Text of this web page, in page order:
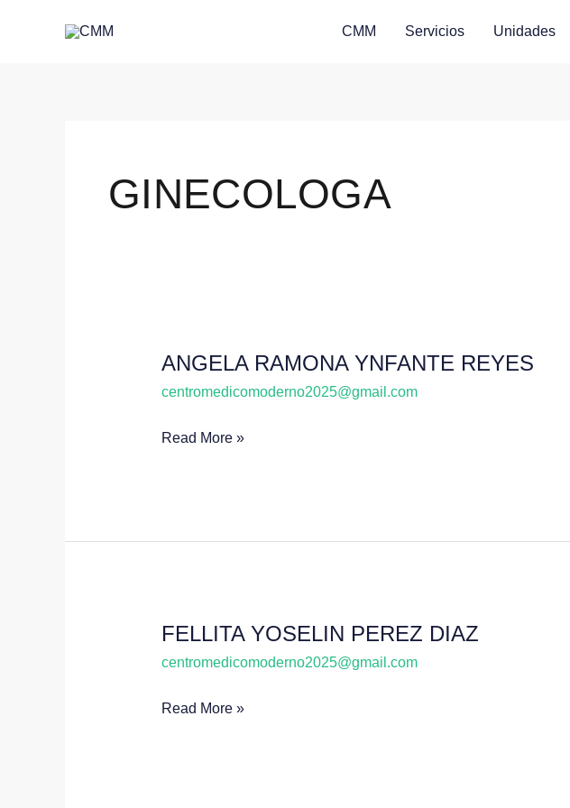
CMM Servicios Unidades
GINECOLOGA
ANGELA RAMONA YNFANTE REYES
centromedicomoderno2025@gmail.com
ANGELA
RAMONA
Read More »
FELLITA YOSELIN PEREZ DIAZ
centromedicomoderno2025@gmail.com
FELLITA
YOSELIN
Read More »